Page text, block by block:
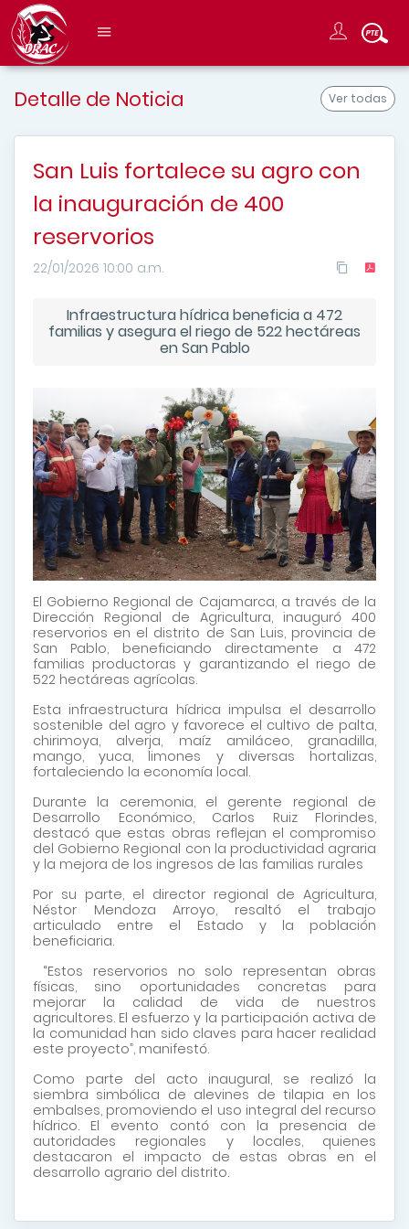
Ver todas
Detalle de Noticia
San Luis fortalece su agro con
la inauguración de 400
reservorios
22/01/2026 10:00 a.m.
Infraestructura hídrica beneficia a 472
familias y asegura el riego de 522 hectáreas
en San Pablo
El Gobierno Regional de Cajamarca, a través de la
Dirección Regional de Agricultura, inauguró 400
reservorios en el distrito de San Luis, provincia de
San Pablo, beneficiando directamente a 472
familias productoras y garantizando el riego de
522 hectáreas agrícolas.
Esta infraestructura hídrica impulsa el desarrollo
sostenible del agro y favorece el cultivo de palta,
chirimoya, alverja, maíz amiláceo, granadilla,
mango, yuca, limones y diversas hortalizas,
fortaleciendo la economía local.
Durante la ceremonia, el gerente regional de
Desarrollo Económico, Carlos Ruiz Florindes,
destacó que estas obras reflejan el compromiso
del Gobierno Regional con la productividad agraria
y la mejora de los ingresos de las familias rurales
Por su parte, el director regional de Agricultura,
Néstor Mendoza Arroyo, resaltó el trabajo
articulado entre el Estado y la población
beneficiaria.
“Estos reservorios no solo representan obras
físicas, sino oportunidades concretas para
mejorar la calidad de vida de nuestros
agricultores. El esfuerzo y la participación activa de
la comunidad han sido claves para hacer realidad
este proyecto”, manifestó.
Como parte del acto inaugural, se realizó la
siembra simbólica de alevines de tilapia en los
embalses, promoviendo el uso integral del recurso
hídrico. El evento contó con la presencia de
autoridades regionales y locales, quienes
destacaron el impacto de estas obras en el
desarrollo agrario del distrito.